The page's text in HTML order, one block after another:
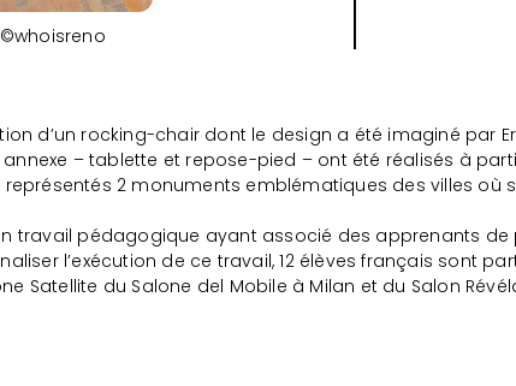
©whoisreno
d’un rocking-chair dont le design a été imaginé par
– tablette et repose-pied – ont été réalisés à
représentés 2 monuments emblématiques des villes
travail pédagogique ayant associé des apprenants
l’exécution de ce travail, 12 élèves français sont
Satellite du Salone del Mobile à Milan et du Salon